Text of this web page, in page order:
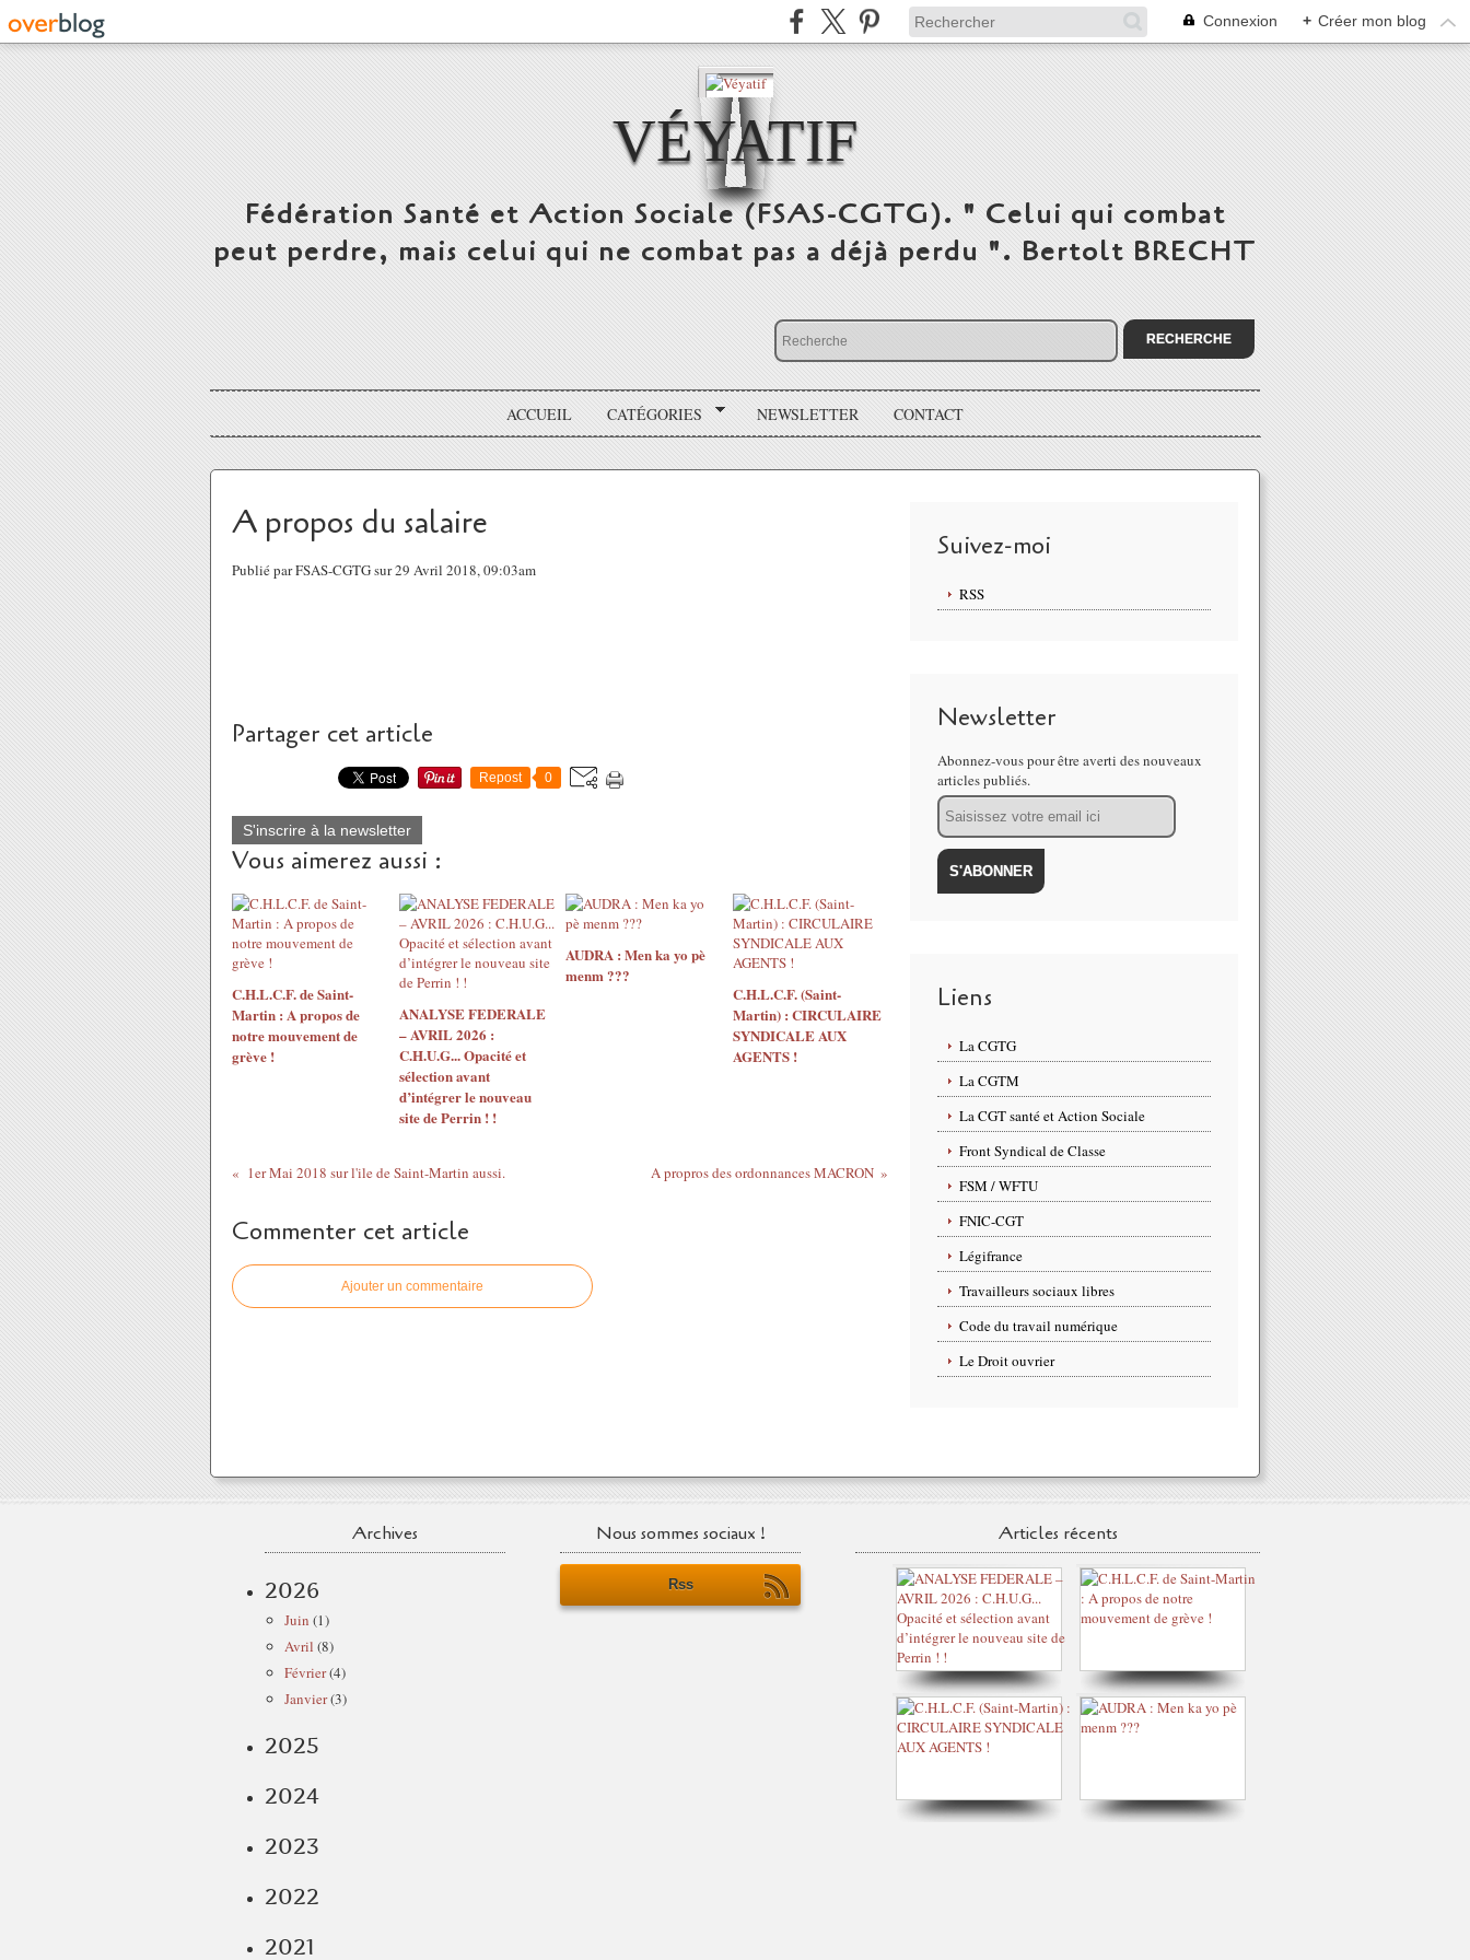
Connexion + Créer mon blog
VÉYATIF
Fédération Santé et Action Sociale (FSAS-CGTG). " Celui qui combat
peut perdre, mais celui qui ne combat pas a déjà perdu ". Bertolt BRECHT
ACCUEIL CATÉGORIES NEWSLETTER CONTACT
A propos du salaire
Publié par FSAS-CGTG sur 29 Avril 2018, 09:03am
Partager cet article
Repost 0
S'inscrire à la newsletter
Vous aimerez aussi :
C.H.L.C.F. de Saint-
Martin : A propos de
notre mouvement de
grève !
ANALYSE FEDERALE
– AVRIL 2026 :
C.H.U.G... Opacité et
sélection avant
d’intégrer le nouveau
site de Perrin ! !
AUDRA : Men ka yo pè
menm ???
C.H.L.C.F. (Saint-
Martin) : CIRCULAIRE
SYNDICALE AUX
AGENTS !
1er Mai 2018 sur l'ile de Saint-Martin aussi. A propros des ordonnances MACRON
Commenter cet article
Ajouter un commentaire
Suivez-moi
RSS
Newsletter
Abonnez-vous pour être averti des nouveaux
articles publiés.
Email
Liens
La CGTG
La CGTM
La CGT santé et Action Sociale
Front Syndical de Classe
FSM / WFTU
FNIC-CGT
Légifrance
Travailleurs sociaux libres
Code du travail numérique
Le Droit ouvrier
Archives
2026
Juin (1)
Avril (8)
Février(4)
Janvier(3)
2025
2024
2023
2022
2021
Nous sommes sociaux !
Rss
Articles récents